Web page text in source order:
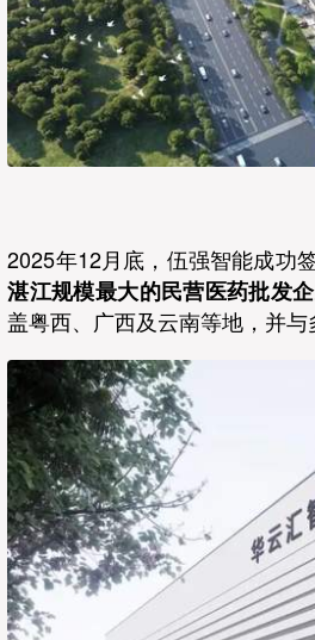
2025年12月底，伍强智能成功
湛江规模最大的民营医药批发
盖粤西、广西及云南等地，并